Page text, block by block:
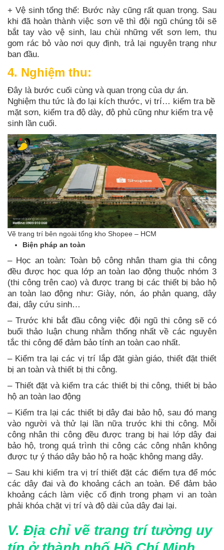
+ Vệ sinh tổng thể: Bước này cũng rất quan trọng. Sau
khi đã hoàn thành việc sơn vẽ thì đội ngũ chúng tôi sẽ
bắt tay vào vệ sinh, lau chùi những vết sơn lem, thu
gom rác bỏ vào nơi quy định, trả lại nguyên trạng như
ban đầu.
4. Nghiệm thu:
Đây là bước cuối cùng và quan trọng của dự án.
Nghiệm thu tức là đo lại kích thước, vị trí… kiểm tra bề
mặt sơn, kiểm tra độ dày, độ phủ cũng như kiểm tra vệ
sinh lần cuối.
Vẽ trang trí bên ngoài tổng kho Shopee – HCM
Biện pháp an toàn
– Học an toàn: Toàn bộ công nhân tham gia thi công
đều được học qua lớp an toàn lao động thuộc nhóm 3
(thi công trên cao) và được trang bị các thiết bị bảo hộ
an toàn lao động như: Giày, nón, áo phản quang, dây
đai, dây cứu sinh…
– Trước khi bắt đầu công việc đội ngũ thi công sẽ có
buổi thảo luận chung nhằm thống nhất về các nguyên
tắc thi công để đảm bảo tính an toàn cao nhất.
– Kiểm tra lại các vị trí lắp đặt giàn giáo, thiết đặt thiết
bị an toàn và thiết bị thi công.
– Thiết đặt và kiểm tra các thiết bị thi công, thiết bị bảo
hộ an toàn lao động
– Kiểm tra lại các thiết bị dây đai bảo hộ, sau đó mang
vào người và thử lại lần nữa trước khi thi công. Mỗi
công nhân thi công đều được trang bị hai lớp dây đai
bảo hộ, trong quá trình thi công các công nhân không
được tự ý tháo dây bảo hộ ra hoặc không mang dây.
– Sau khi kiểm tra vị trí thiết đặt các điểm tựa để móc
các dây đai và đo khoảng cách an toàn. Để đảm bảo
khoảng cách làm việc cố định trong phạm vi an toàn
phải khóa chặt vị trí và độ dài của dây đai lại.
V. Địa chỉ vẽ trang trí tường uy